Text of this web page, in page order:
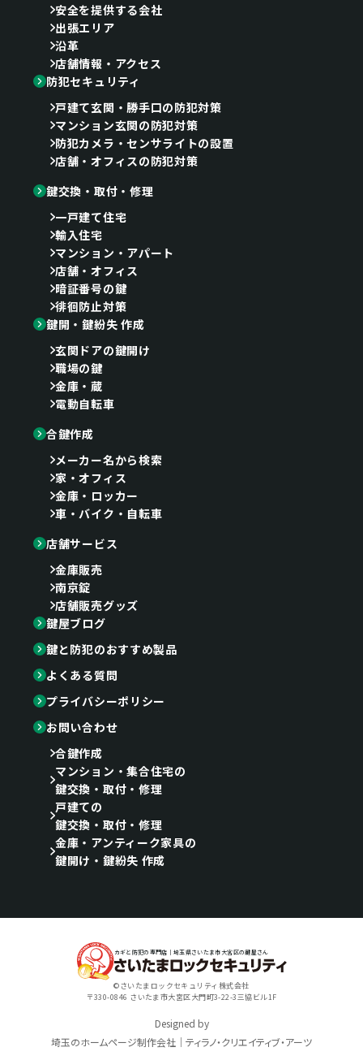
安全を提供する会社
出張エリア
沿革
店舗情報・アクセス
防犯セキュリティ
戸建て玄関・勝手口の防犯対策
マンション玄関の防犯対策
防犯カメラ・センサライトの設置
店舗・オフィスの防犯対策
鍵交換・取付・修理
一戸建て住宅
輸入住宅
マンション・アパート
店舗・オフィス
暗証番号の鍵
徘徊防止対策
鍵開・鍵紛失 作成
玄関ドアの鍵開け
職場の鍵
金庫・蔵
電動自転車
合鍵作成
メーカー名から検索
家・オフィス
金庫・ロッカー
車・バイク・自転車
店舗サービス
金庫販売
南京錠
店舗販売グッズ
鍵屋ブログ
鍵と防犯のおすすめ製品
よくある質問
プライバシーポリシー
お問い合わせ
合鍵作成
マンション・集合住宅の
鍵交換・取付・修理
戸建ての
鍵交換・取付・修理
金庫・アンティーク家具の
鍵開け・鍵紛失 作成
カギと防犯の専門店｜埼玉県さいたま市大宮区の鍵屋さん
©さいたまロックセキュリティ株式会社
〒330-0846 さいたま市大宮区大門町3-22-3三協ビル1F
Designed by
埼玉のホームページ制作会社｜ティラノ・クリエイティブ・アーツ